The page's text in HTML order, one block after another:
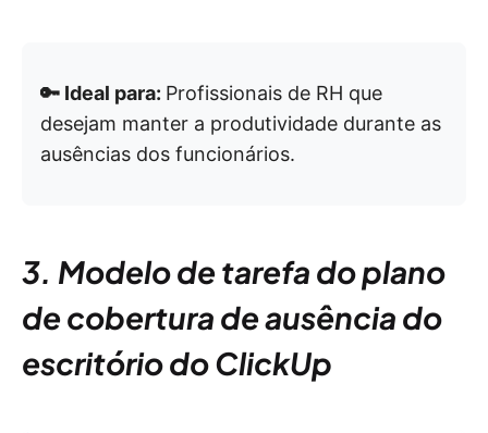
🔑 Ideal para: Profissionais de RH que
desejam manter a produtividade durante as
ausências dos funcionários.
3. Modelo de tarefa do plano
de cobertura de ausência do
escritório do ClickUp